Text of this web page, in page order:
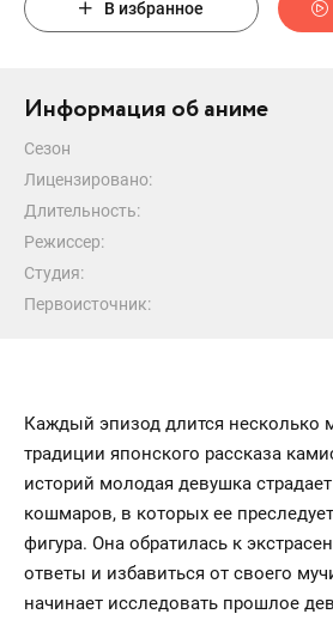
В избранное
Информация об аниме
Сезон
Лицензировано:
Длительность:
Режиссер:
Студия:
Первоисточник:
Каждый эпизод длится несколько
традиции японского рассказа
историй молодая девушка
кошмаров, в которых ее
фигура. Она обратилась к
ответы и избавиться от своего
начинает исследовать прошлое